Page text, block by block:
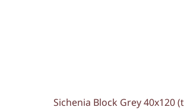
Sichenia Block Grey 40x120